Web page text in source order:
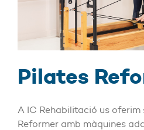
Pilates
A IC Rehabilitació us oferim
Reformer amb màquines